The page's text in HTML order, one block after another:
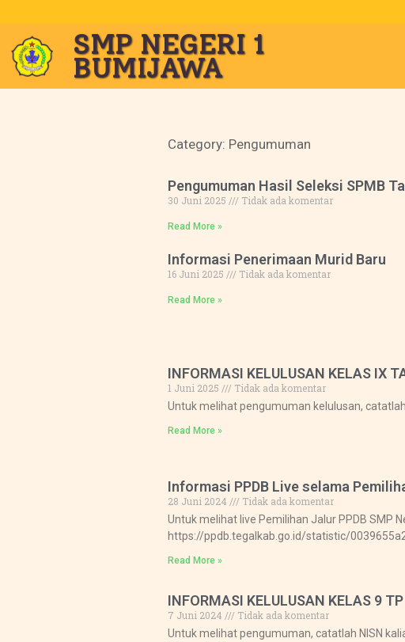
SMP NEGERI 1
BUMIJAWA
Category: Pengumuman
Pengumuman Hasil Seleksi SPMB
30 Juni 2025 Tidak ada komentar
Read More »
Informasi Penerimaan Murid Baru
16 Juni 2025 Tidak ada komentar
Read More »
INFORMASI KELULUSAN KELAS IX
1 Juni 2025
Tidak ada komentar
Untuk melihat pengumuman kelulusan,
Read More »
Informasi PPDB Live selama
28 Juni 2024
Tidak ada komentar
Untuk melihat live Pemilihan Jalur PPDB SMP
https://ppdb.tegalkab.go.id/statistic/
Read More »
INFORMASI KELULUSAN KELAS 9
7 Juni 2024
Tidak ada komentar
Untuk melihat pengumuman, catatlah NISN